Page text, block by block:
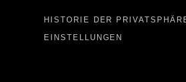
HISTORIE DER
EINSTELLUNGEN